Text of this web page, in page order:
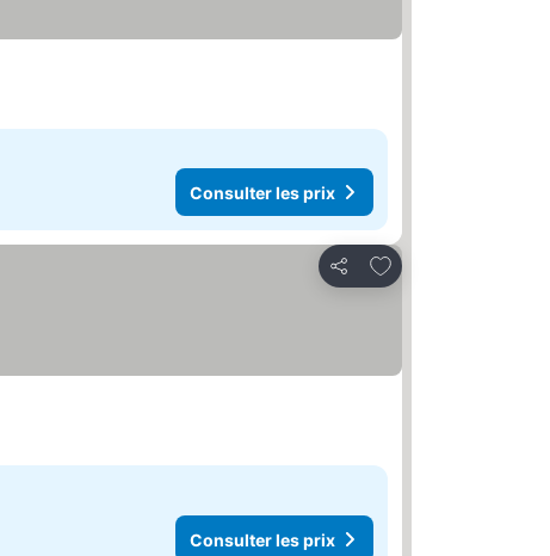
Consulter les prix
Partager
Ajouter à mes favoris
Consulter les prix